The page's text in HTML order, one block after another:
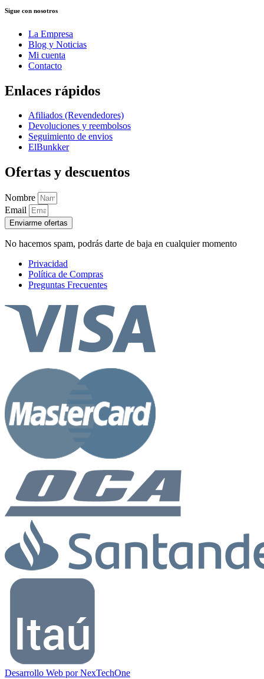
Sigue con nosotros
La Empresa
Blog y Noticias
Mi cuenta
Contacto
Enlaces rápidos
Afiliados (Revendedores)
Devoluciones y reembolsos
Seguimiento de envios
ElBunkker
Ofertas y descuentos
Nombre
Email
Enviarme ofertas
No hacemos spam, podrás darte de baja en cualquier momento
Privacidad
Política de Compras
Preguntas Frecuentes
Desarrollo Web porNexTechOne